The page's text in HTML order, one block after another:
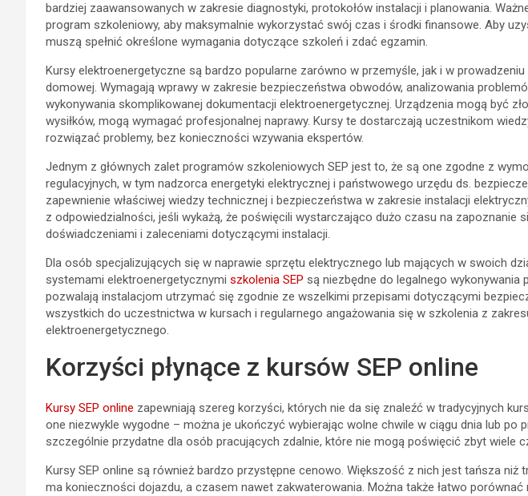
bardziej zaawansowanych w zakresie diagnostyki, protokołów instalacji i planowania.
program szkoleniowy, aby maksymalnie wykorzystać swój czas i środki finansowe. Aby
muszą spełnić określone wymagania dotyczące szkoleń i zdać egzamin.
Kursy elektroenergetyczne są bardzo popularne zarówno w przemyśle, jak i w
domowej. Wymagają wprawy w zakresie bezpieczeństwa obwodów, analizowania
wykonywania skomplikowanej dokumentacji elektroenergetycznej. Urządzenia mogą być
wysiłków, mogą wymagać profesjonalnej naprawy. Kursy te dostarczają uczestnikom
rozwiązać problemy, bez konieczności wzywania ekspertów.
Jednym z głównych zalet programów szkoleniowych SEP jest to, że są one zgodne z
regulacyjnych, w tym nadzorca energetyki elektrycznej i państwowego urzędu ds.
zapewnienie właściwej wiedzy technicznej i bezpieczeństwa w zakresie instalacji
z odpowiedzialności, jeśli wykażą, że poświęcili wystarczająco dużo czasu na zapoznanie
doświadczeniami i zaleceniami dotyczącymi instalacji.
Dla osób specjalizujących się w naprawie sprzętu elektrycznego lub mających w swoich
systemami elektroenergetycznymi szkolenia SEP są niezbędne do legalnego wykonywania
pozwalają instalacjom utrzymać się zgodnie ze wszelkimi przepisami dotyczącymi
wszystkich do uczestnictwa w kursach i regularnego angażowania się w szkolenia z
elektroenergetycznego.
Korzyści płynące z kursów SEP online
Kursy SEP online zapewniają szereg korzyści, których nie da się znaleźć w tradycyjnych
one niezwykle wygodne – można je ukończyć wybierając wolne chwile w ciągu dnia lub po
szczególnie przydatne dla osób pracujących zdalnie, które nie mogą poświęcić zbyt wiele
Kursy SEP online są również bardzo przystępne cenowo. Większość z nich jest tańsza niż
ma konieczności dojazdu, a czasem nawet zakwaterowania. Można także łatwo